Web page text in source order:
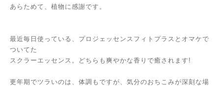
あらためて、植物に感謝です。
最近毎日使っている、プロジェッセンスフィトプラスとオマケで
ついてた
スクラーエッセンス。どちらも爽やかな香りで癒されます!
更年期でツラいのは、体調もですが、気分のおちこみが深刻な場